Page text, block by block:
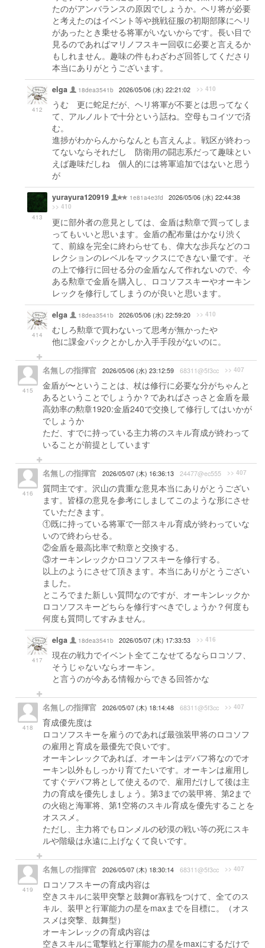
たのがアンバランスの原因でしょうか。ヘリ将が必要
と考えたのはイベント等や挑戦征服の初期部隊にヘリ
があったとき乗せる将軍がいないからです。長い目で
見るのであればマリノフスキー回収に必要と言えるか
もしれません。趣味の件もわざわざ回答してくださり
本当にありがとうございます。
412
elga 18dea3541b 2026/05/06 (水) 22:21:02 >> 410
うむ 更に蛇足だが、ヘリ将軍が不要とは思ってなく
て、アルノルトで十分という話ね。空母もコイツで済
む。
進捗がわからんからなんとも言えんよ。戦区が終わっ
てないならそれだし 防衛用の闘志系だって趣味とい
えば趣味だしね 個人的には将軍追加ではないと思う
が
413
yurayura120919 1e81a4e3fd 2026/05/06 (水) 22:44:38
>> 410
更に部外者の意見としては、金盾は勲章で買ってしま
ってもいいと思います。金盾の配布量はかなり渋く
て、前線を完全に終わらせても、偉大な歩兵などのコ
レクションのレベルをマックスにできない量です。そ
の上で修行に回せる分の金盾なんて作れないので、今
ある勲章で金盾を購入し、ロコソフスキーやオーキン
レックを修行してしまうのが良いと思います。
414
elga 18dea3541b 2026/05/06 (水) 22:59:20 >> 410
むしろ勲章で買わないって思考が無かったや
他に課金パックとかしか入手手段がないのに。
415
名無しの指揮官 2026/05/06 (水) 23:12:59 68311@5f3cc >> 407
金盾が〜ということは、杖は修行に必要な分がちゃんと
あるということでしょうか？であればさっさと金盾を最
高効率の勲章1920:金盾240で交換して修行してはいかが
でしょうか
ただ、すでに持っている主力将のスキル育成が終わって
いることが前提としています
416
名無しの指揮官 2026/05/07 (木) 16:36:13 24477@ec555 >> 407
質問主です。沢山の貴重な意見本当にありがとうござい
ます。皆様の意見を参考にしましてこのような形にさせ
ていただきます。
①既に持っている将軍で一部スキル育成が終わっていな
いので終わらせる。
②金盾を最高比率で勲章と交換する。
③オーキンレックかロコソフスキーを修行する。
以上のようにさせて頂きます。本当にありがとうござい
ました。
ところでまた新しい質問なのですが、オーキンレックか
ロコソフスキーどちらを修行すべきでしょうか？何度も
何度も質問してすみません。
417
elga 18dea3541b 2026/05/07 (木) 17:33:53 >> 416
現在の戦力でイベント全てこなせてるならロコソフ、
そうじゃないならオーキン。
と言うのが今ある情報からできる回答かな
418
名無しの指揮官 2026/05/07 (木) 18:14:48 68311@5f3cc >> 407
育成優先度は
ロコソフスキーを雇うのであれば最強装甲将のロコソフ
の雇用と育成を最優先で良いです。
オーキンレックであれば、オーキンはデバフ将なのでオ
ーキン以外もしっかり育てたいです。オーキンは雇用し
てすぐデバフ将として使えるので、雇用だけして後は主
力の育成を優先しましょう。第3までの装甲将、第2まで
の火砲と海軍将、第1空将のスキル育成を優先することを
オススメ。
ただし、主力将でもロンメルの砂漠の戦い等の死にスキ
ルや階級は永遠に上げなくて良いです。
419
名無しの指揮官 2026/05/07 (木) 18:30:14 68311@5f3cc >> 407
ロコソフスキーの育成内容は
空きスキルに装甲突撃と鼓舞or寡戦をつけて、全てのス
キル、装甲と行軍能力の星をmaxまでを目標に。（オス
スメは突撃、鼓舞型）
オーキンレックの育成内容は
空きスキルに電撃戦と行軍能力の星をmaxにするだけで